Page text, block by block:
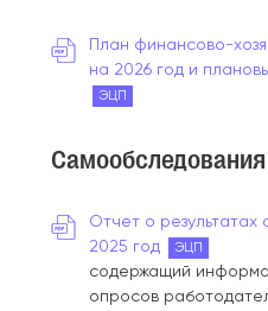
План финансово-
на 2026 год и
ЭЦП
Самообследования
Отчет о результатах
2025 год
ЭЦП
содержащий
опросов